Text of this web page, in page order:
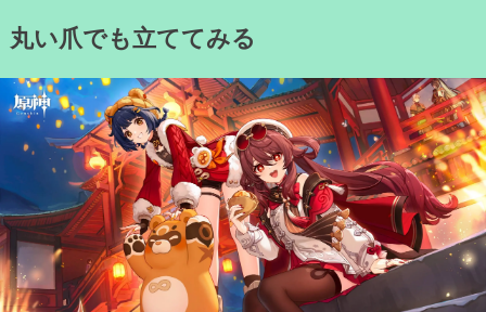
to丸い爪でも立ててみる